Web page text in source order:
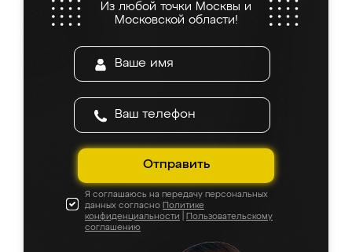
Из любой точки Москвы и
Московской области!
Отправить
Я соглашаюсь на передачу персональных
данных согласно Политике
конфиденциальности
Пользовательскому
соглашению